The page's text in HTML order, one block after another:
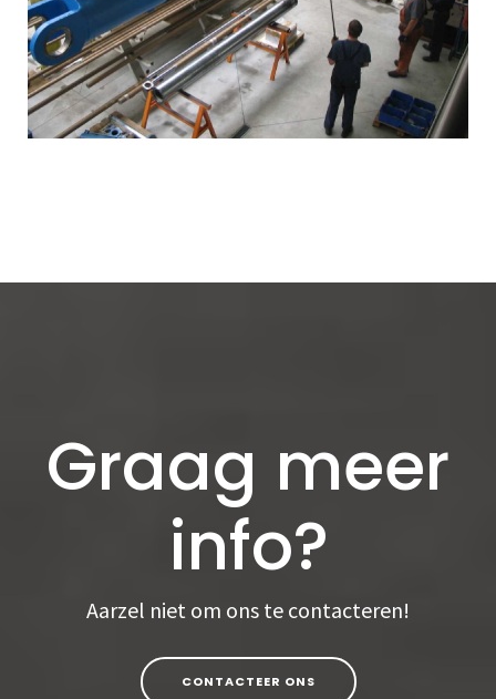
Graag meer
info?
Aarzel niet om ons te contacteren!
CONTACTEER ONS